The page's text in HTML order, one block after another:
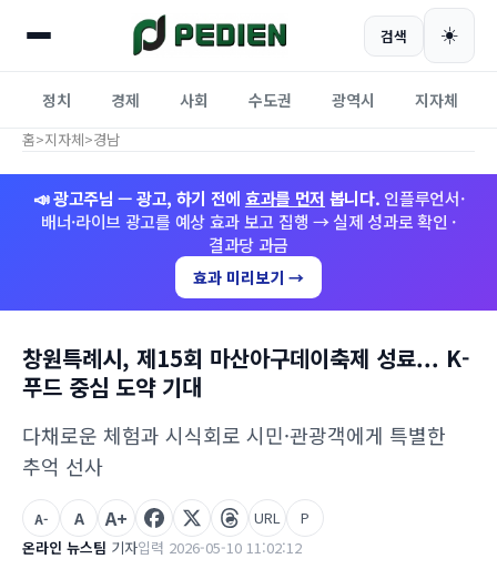
검색 ☀️
정치 경제 사회 수도권 광역시 지자체
홈>지자체>경남
📣 광고주님 — 광고, 하기 전에 효과를 먼저 봅니다. 인플루언서·
배너·라이브 광고를 예상 효과 보고 집행 → 실제 성과로 확인 ·
결과당 과금
효과 미리보기 →
창원특례시, 제15회 마산아구데이축제 성료... K-
푸드 중심 도약 기대
다채로운 체험과 시식회로 시민·관광객에게 특별한
추억 선사
온라인 뉴스팀 기자입력 2026-05-10 11:02:12
A- A A+ URL P